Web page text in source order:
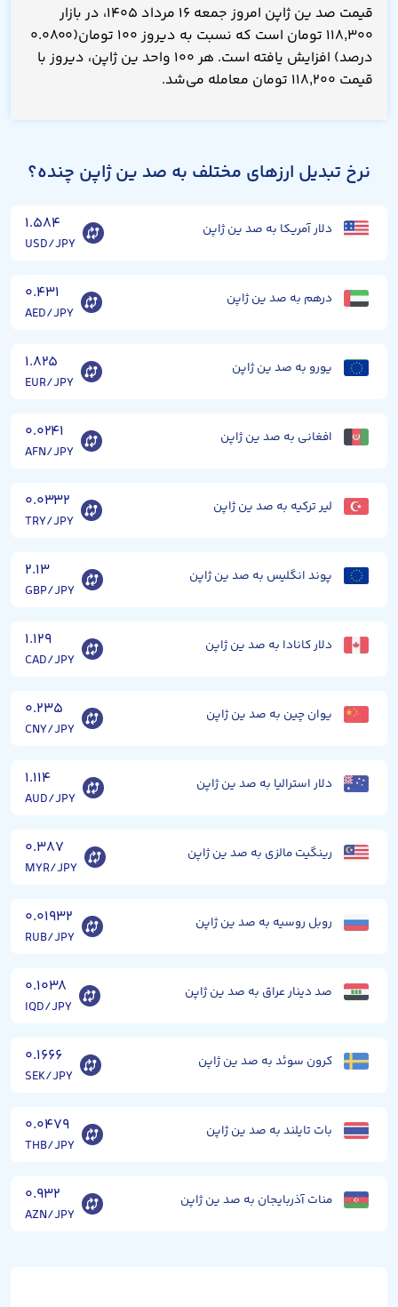
قیمت صد ین ژاپن امروز جمعه ۱۶ مرداد ۱۴۰۵، در بازار
۱۱۸,۳۰۰ تومان است که نسبت به دیروز ۱۰۰ تومان(۰.۰۸۰۰
درصد) افزایش یافته است. هر ۱۰۰ واحد ین ژاپن، دیروز با
قیمت ۱۱۸,۲۰۰ تومان معامله می‌شد.
نرخ تبدیل ارزهای مختلف به صد ین ژاپن چنده؟
دلار آمریکا به صد ین ژاپن ۱.۵۸۴
USD/JPY
درهم به صد ین ژاپن ۰.۴۳۱
AED/JPY
یورو به صد ین ژاپن ۱.۸۲۵
EUR/JPY
افغانی به صد ین ژاپن ۰.۰۲۴۱
AFN/JPY
لیر ترکیه به صد ین ژاپن ۰.۰۳۳۲
TRY/JPY
پوند انگلیس به صد ین ژاپن ۲.۱۳
GBP/JPY
دلار کانادا به صد ین ژاپن ۱.۱۲۹
CAD/JPY
یوان چین به صد ین ژاپن ۰.۲۳۵
CNY/JPY
دلار استرالیا به صد ین ژاپن ۱.۱۱۴
AUD/JPY
رینگیت مالزی به صد ین ژاپن ۰.۳۸۷
MYR/JPY
روبل روسیه به صد ین ژاپن ۰.۰۱۹۳۲
RUB/JPY
صد دینار عراق به صد ین ژاپن ۰.۱۰۳۸
IQD/JPY
کرون سوئد به صد ین ژاپن ۰.۱۶۶۶
SEK/JPY
بات تایلند به صد ین ژاپن ۰.۰۴۷۹
THB/JPY
منات آذربایجان به صد ین ژاپن ۰.۹۳۲
AZN/JPY